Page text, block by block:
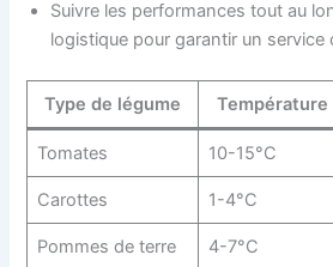
Suivre les performances tout au
logistique pour garantir un service
Type de légume Température
Tomates 10-15°C
Carottes 1-4°C
Pommes de terre 4-7°C